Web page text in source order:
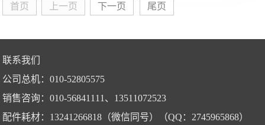
首页 上一页 下一页 尾页
联系我们
公司总机：010-52805575
销售咨询：010-56841111、13511072523
配件耗材：13241266818（微信同号）（QQ：2745965868）